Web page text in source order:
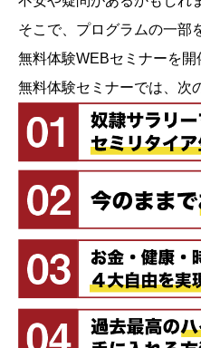
そこで、プログラムの一部
無料体験WEBセミナーを
無料体験セミナーでは、次